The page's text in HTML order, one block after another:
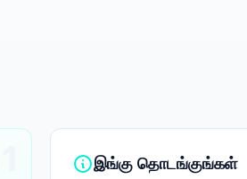
இங்கு தொடங்குங்கள்